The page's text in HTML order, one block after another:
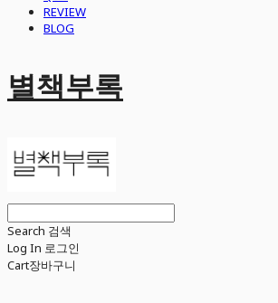
REVIEW
BLOG
별책부록
Search 검색
Log In 로그인
Cart장바구니